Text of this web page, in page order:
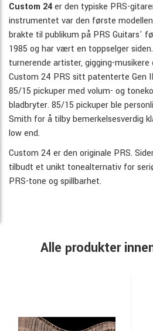
Custom 24er den typiske PRS-
instrumentet var den første
brakte til publikum på PRS Guitars'
1985 og har vært en toppselger
turnerende artister, gigging-musikere
Custom 24 PRS sitt patenterte Gen
85/15 pickuper med volum- og
bladbryter. 85/15 pickuper ble
Smith for å tilby bemerkelsesverdig
low end.
Custom 24 er den originale PRS.
tilbudt et unikt tonealternativ for
PRS-tone og spillbarhet.
Alle produkter